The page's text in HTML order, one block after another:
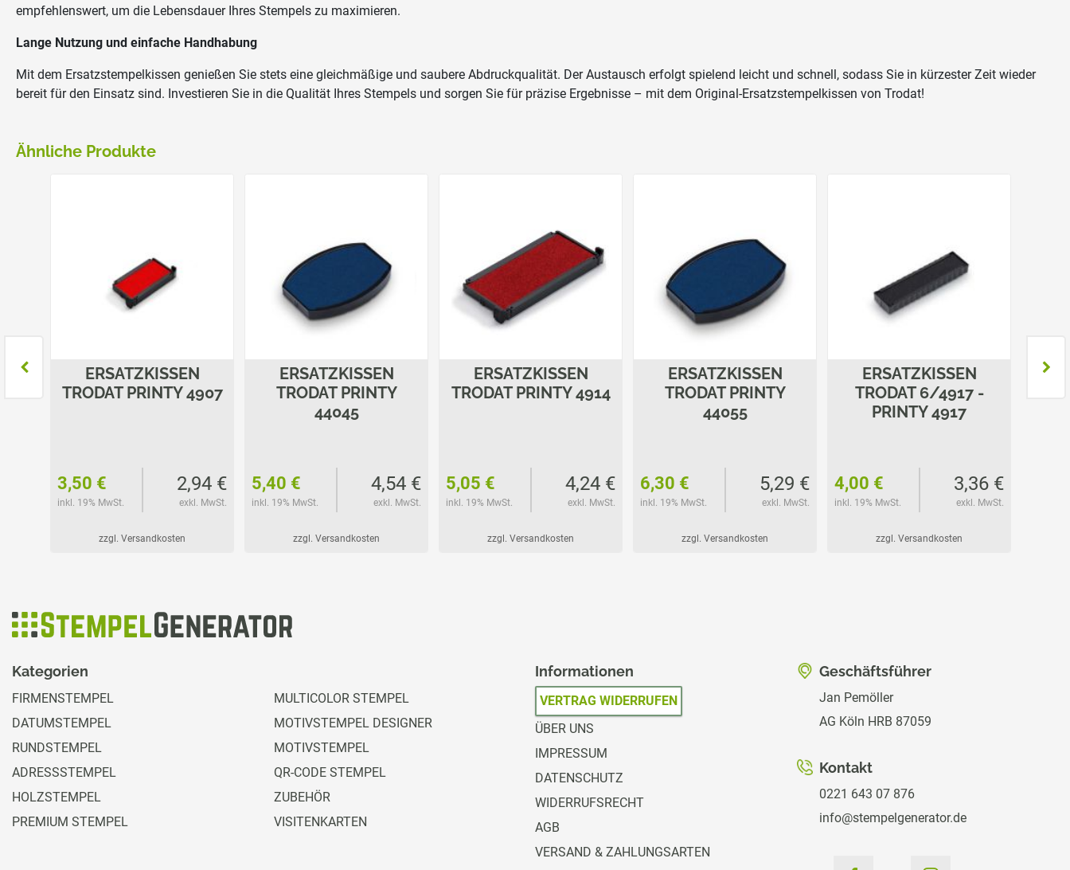
empfehlenswert, um die Lebensdauer Ihres Stempels zu maximieren.
Lange Nutzung und einfache Handhabung
Mit dem Ersatzstempelkissen genießen Sie stets eine gleichmäßige und saubere Abdruckqualität. Der Austausch erfolgt spielend leicht und schnell, sodass Sie in kürzester Zeit wieder
bereit für den Einsatz sind. Investieren Sie in die Qualität Ihres Stempels und sorgen Sie für präzise Ergebnisse – mit dem Original-Ersatzstempelkissen von Trodat!
Ähnliche Produkte
ERSATZKISSEN
TRODAT PRINTY 4907
3,50 €
inkl. 19% MwSt.
2,94 €
exkl. MwSt.
zzgl. Versandkosten
ERSATZKISSEN
TRODAT PRINTY
44045
5,40 €
inkl. 19% MwSt.
4,54 €
exkl. MwSt.
zzgl. Versandkosten
ERSATZKISSEN
TRODAT PRINTY 4914
5,05 €
inkl. 19% MwSt.
4,24 €
exkl. MwSt.
zzgl. Versandkosten
ERSATZKISSEN
TRODAT PRINTY
44055
6,30 €
inkl. 19% MwSt.
5,29 €
exkl. MwSt.
zzgl. Versandkosten
ERSATZKISSEN
TRODAT 6/4917 -
PRINTY 4917
4,00 €
inkl. 19% MwSt.
3,36 €
exkl. MwSt.
zzgl. Versandkosten
Kategorien
FIRMENSTEMPEL
DATUMSTEMPEL
RUNDSTEMPEL
ADRESSSTEMPEL
HOLZSTEMPEL
PREMIUM STEMPEL
MULTICOLOR STEMPEL
MOTIVSTEMPEL DESIGNER
MOTIVSTEMPEL
QR-CODE STEMPEL
ZUBEHÖR
VISITENKARTEN
Informationen
VERTRAG WIDERRUFEN
ÜBER UNS
IMPRESSUM
DATENSCHUTZ
WIDERRUFSRECHT
AGB
VERSAND & ZAHLUNGSARTEN
Geschäftsführer
Jan Pemöller
AG Köln HRB 87059
Kontakt
0221 643 07 876
info@stempelgenerator.de